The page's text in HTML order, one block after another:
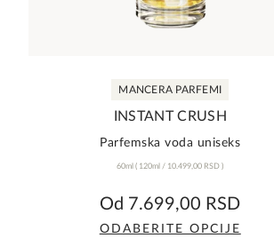
MANCERA PARFEMI
INSTANT CRUSH
Parfemska voda uniseks
60ml ( 120ml / 10.499,00 RSD )
rating
Od 7.699,00 RSD
ODABERITE OPCIJE